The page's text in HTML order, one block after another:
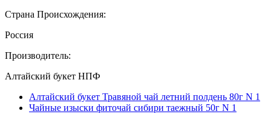
Страна Происхождения:
Россия
Производитель:
Алтайский букет НПФ
Алтайский букет Травяной чай летний полдень 80г N 1
Чайные изыски фиточай сибири таежный 50г N 1